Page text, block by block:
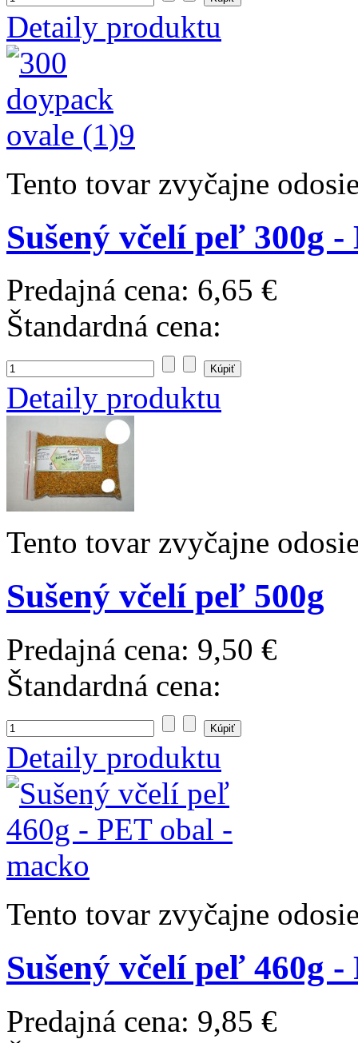
Detaily produktu
Tento tovar zvyčajne
Sušený včelí peľ 300g
Predajná cena: 6,65 €
Štandardná cena:
Detaily produktu
Tento tovar zvyčajne
Sušený včelí peľ 500g
Predajná cena: 9,50 €
Štandardná cena:
Detaily produktu
Tento tovar zvyčajne
Sušený včelí peľ 460g
Predajná cena: 9,85 €